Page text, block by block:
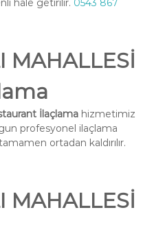
hale getirilir. 0543 867
MAHALLESİ
İlaçlamahizmetimiz
profesyonel ilaçlama
ortadan kaldırılır.
MAHALLESİ